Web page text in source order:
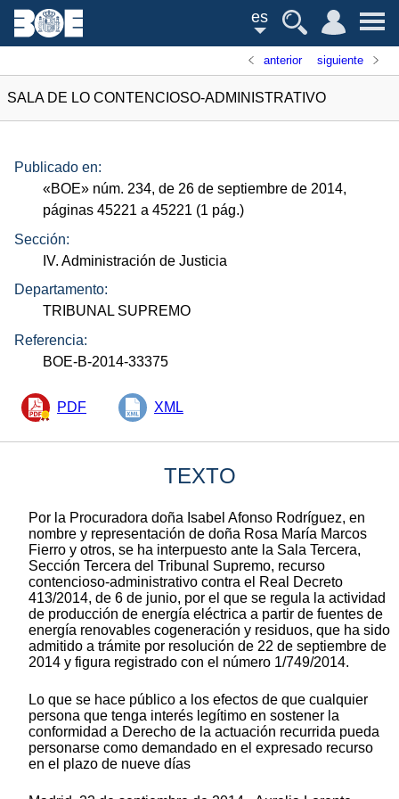
es
anterior siguiente
SALA DE LO CONTENCIOSO-ADMINISTRATIVO
Publicado en:
«BOE» núm. 234, de 26 de septiembre de 2014,
páginas 45221 a 45221 (1 pág.)
Sección:
IV. Administración de Justicia
Departamento:
TRIBUNAL SUPREMO
Referencia:
BOE-B-2014-33375
PDF XML
TEXTO
Por la Procuradora doña Isabel Afonso Rodríguez, en
nombre y representación de doña Rosa María Marcos
Fierro y otros, se ha interpuesto ante la Sala Tercera,
Sección Tercera del Tribunal Supremo, recurso
contencioso-administrativo contra el Real Decreto
413/2014, de 6 de junio, por el que se regula la actividad
de producción de energía eléctrica a partir de fuentes de
energía renovables cogeneración y residuos, que ha sido
admitido a trámite por resolución de 22 de septiembre de
2014 y figura registrado con el número 1/749/2014.
Lo que se hace público a los efectos de que cualquier
persona que tenga interés legítimo en sostener la
conformidad a Derecho de la actuación recurrida pueda
personarse como demandado en el expresado recurso
en el plazo de nueve días